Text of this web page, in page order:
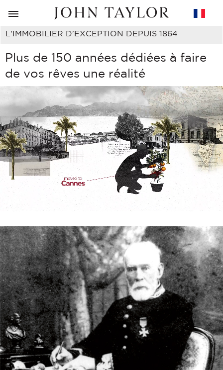
RETOUR
L'IMMOBILIER D'EXCEPTION DEPUIS 1864
Plus de 150 années dédiées à faire
de vos rêves une réalité